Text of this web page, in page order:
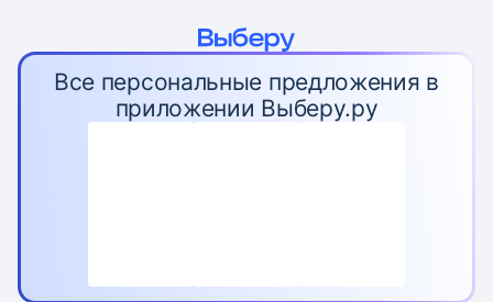
Все персональные предложения в
приложении Выберу.ру